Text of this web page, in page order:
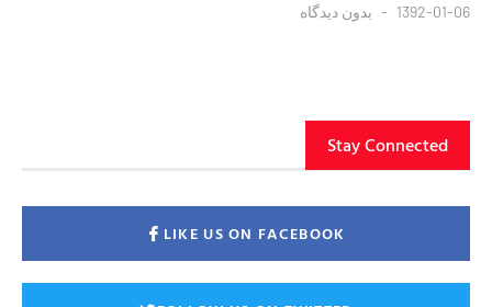
1392-01-06 بدون دیدگاه
Stay Connected
LIKE US ON FACEBOOK